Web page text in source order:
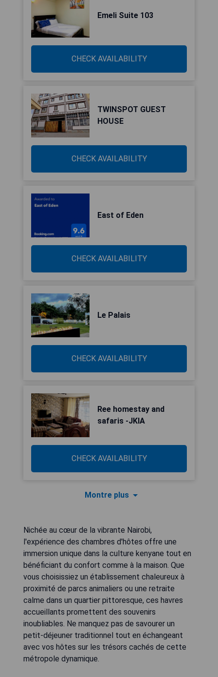
Emeli Suite 103
CHECK AVAILABILITY
TWINSPOT GUEST
HOUSE
CHECK AVAILABILITY
East of Eden
CHECK AVAILABILITY
Le Palais
CHECK AVAILABILITY
Ree homestay and
safaris -JKIA
CHECK AVAILABILITY
Montre plus
Nichée au cœur de la vibrante Nairobi,
l'expérience des chambres d'hôtes offre une
immersion unique dans la culture kenyane tout en
bénéficiant du confort comme à la maison. Que
vous choisissiez un établissement chaleureux à
proximité de parcs animaliers ou une retraite
calme dans un quartier pittoresque, ces havres
accueillants promettent des souvenirs
inoubliables. Ne manquez pas de savourer un
petit-déjeuner traditionnel tout en échangeant
avec vos hôtes sur les trésors cachés de cette
métropole dynamique.